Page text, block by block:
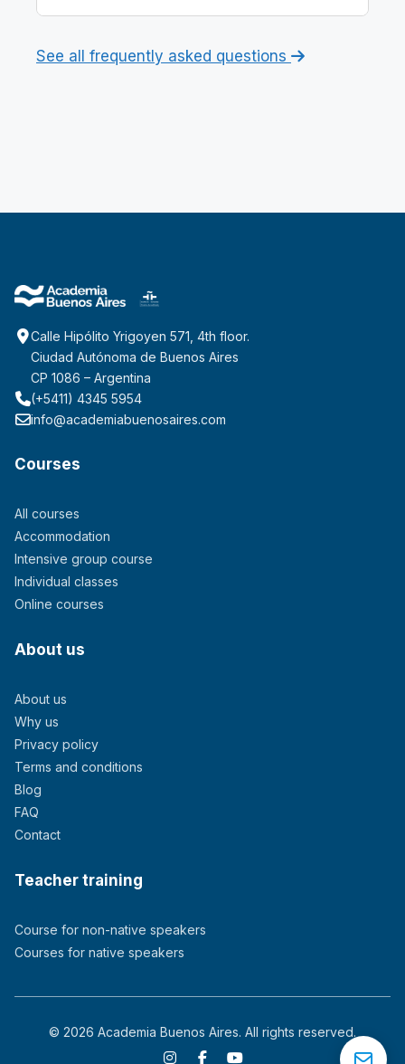
See all frequently asked questions
Calle Hipólito Yrigoyen 571, 4th floor.
Ciudad Autónoma de Buenos Aires
CP 1086 – Argentina
(+5411) 4345 5954
info@academiabuenosaires.com
Courses
All courses
Accommodation
Intensive group course
Individual classes
Online courses
About us
About us
Why us
Privacy policy
Terms and conditions
Blog
FAQ
Contact
Teacher training
Course for non-native speakers
Courses for native speakers
© 2026 Academia Buenos Aires. All rights reserved.